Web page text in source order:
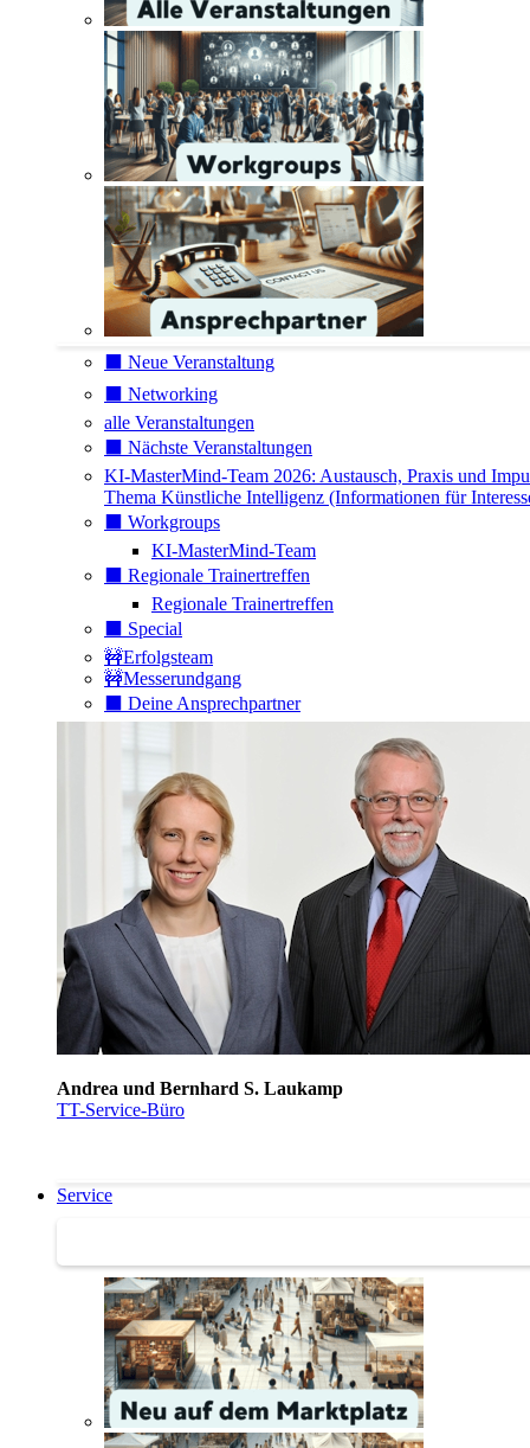
⬛️ Neue Veranstaltung
⬛️ Networking
alle Veranstaltungen
⬛️ Nächste Veranstaltungen
KI-MasterMind-Team 2026: Austausch, Praxis und
Thema Künstliche Intelligenz (Informationen für
⬛️ Workgroups
KI-MasterMind-Team
⬛️ Regionale Trainertreffen
Regionale Trainertreffen
⬛️ Special
🚧Erfolgsteam
🚧Messerundgang
⬛️ Deine Ansprechpartner
Andrea und Bernhard S. Laukamp
TT-Service-Büro
Service